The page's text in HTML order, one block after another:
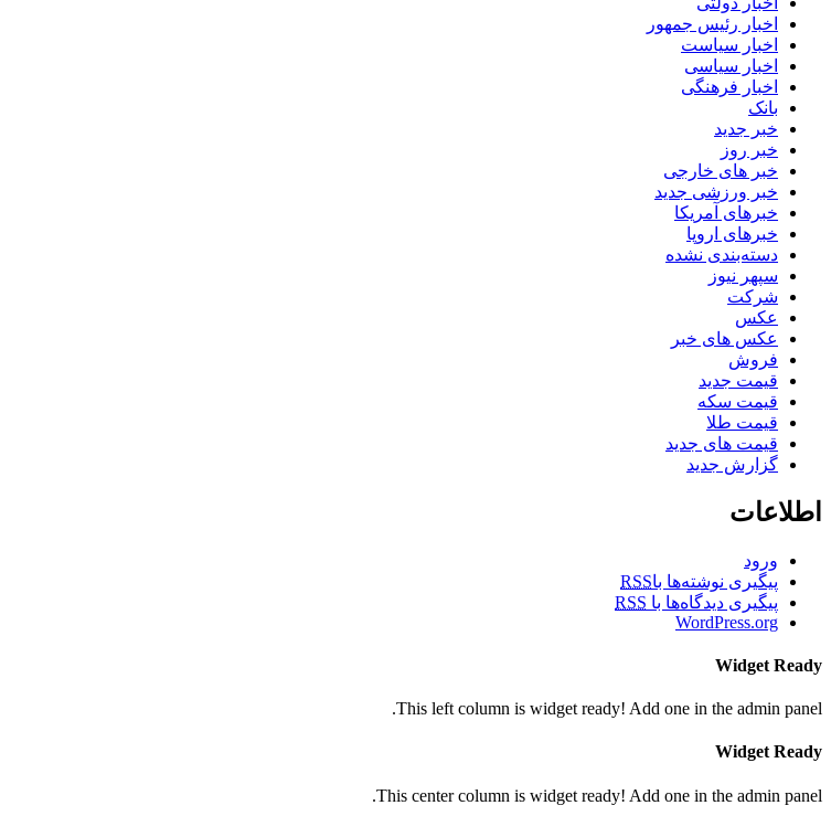
اخبار رئیس جمهور
اخبار سیاست
اخبار سیاسی
اخبار فرهنگی
بانک
خبر جدید
خبر روز
خبر های خارجی
خبر ورزشی جدید
خبرهای آمریکا
خبرهای اروپا
دسته‌بندی نشده
سپهر نیوز
شرکت
عکس
عکس های خبر
فروش
قیمت جدید
قیمت سکه
قیمت طلا
قیمت های جدید
گزارش جدید
اطلاعات
ورود
پیگیری نوشته‌ها باRSS
پیگیری دیدگاه‌ها با RSS
WordPress.org
Widget Ready
This left column is widget ready! Add one in the admin panel.
Widget Ready
This center column is widget ready! Add one in the admin panel.